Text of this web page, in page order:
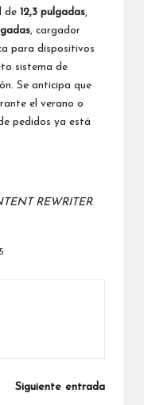
de 12,3 pulgadas
, cargador
para dispositivos
sistema de
Se anticipa que
el verano o
pedidos ya está
REWRITER
Siguiente entrada